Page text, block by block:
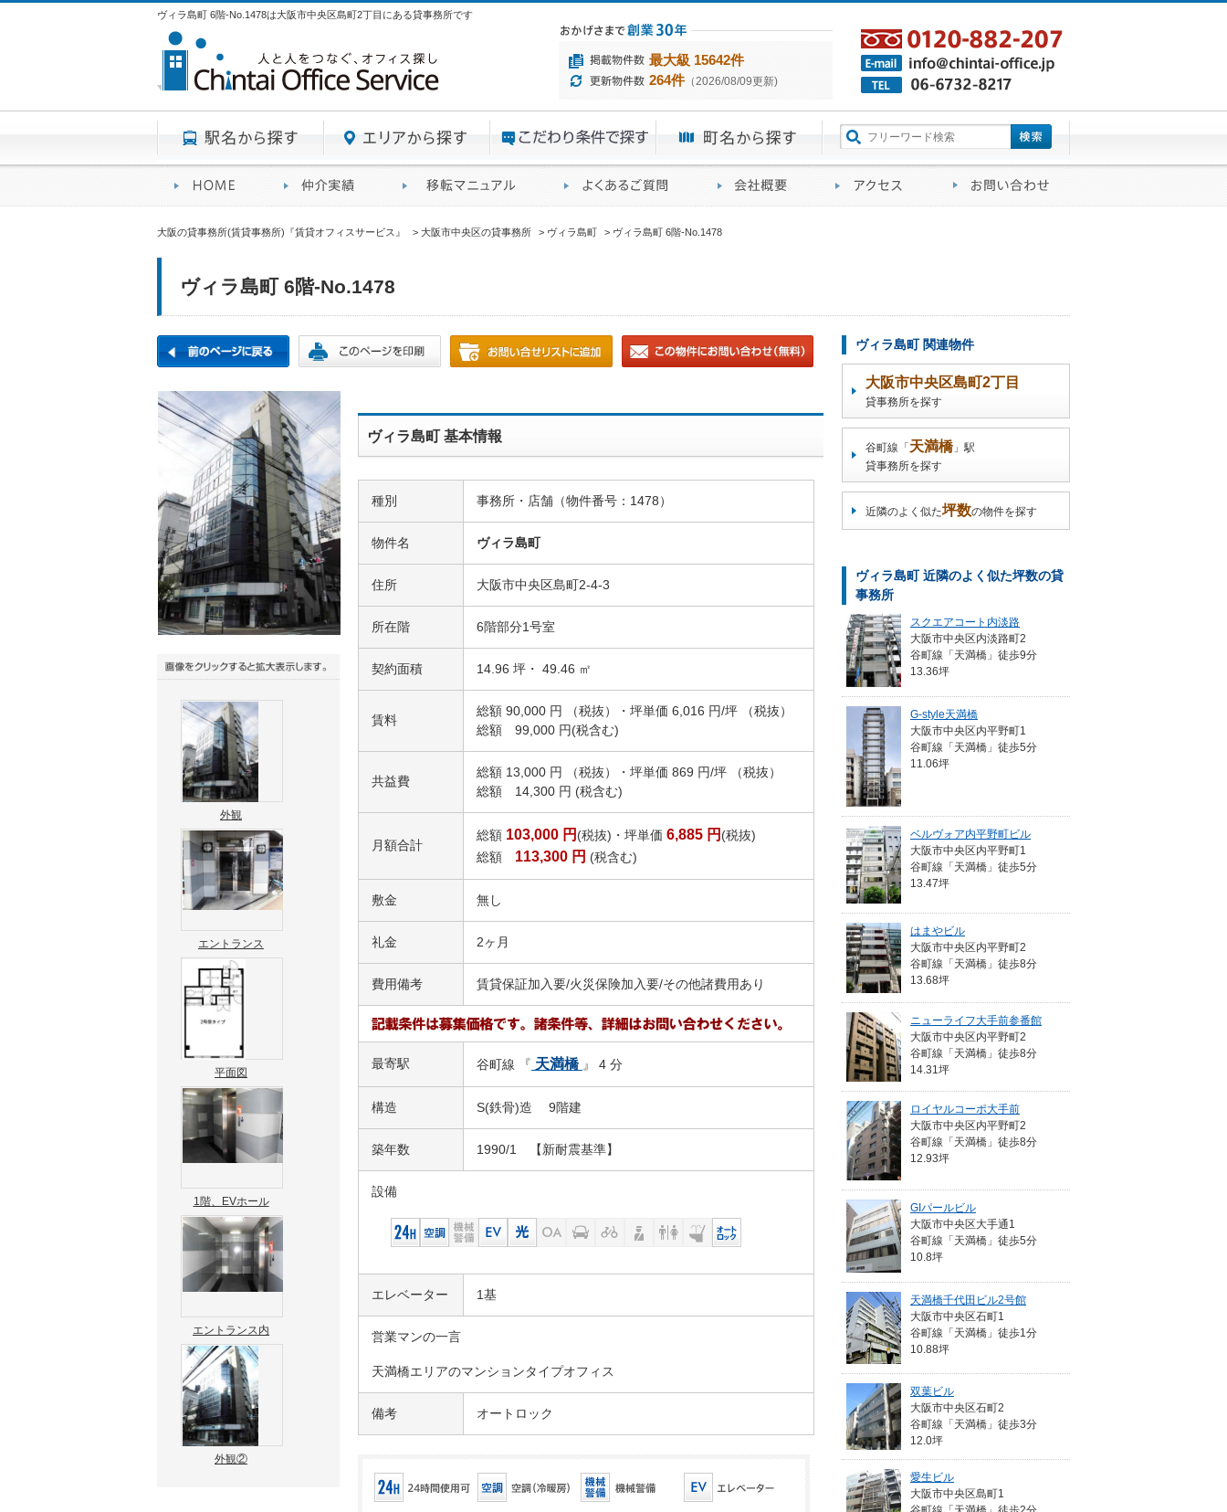
ヴィラ島町 6階-No.1478は大阪市中央区島町2丁目にある貸事務所です
最大級 15642件
264件（2026/08/09更新)
大阪の貸事務所(賃貸事務所)『賃貸オフィスサービス』 大阪市中央区の貸事務所 ヴィラ島町 ヴィラ島町 6階-No.1478
ヴィラ島町 6階-No.1478
外観
エントランス
平面図
1階、EVホール
エントランス内
外観②
ヴィラ島町 基本情報
種別 事務所・店舗（物件番号：1478）
物件名 ヴィラ島町
住所 大阪市中央区島町2-4-3
所在階 6階部分1号室
契約面積 14.96 坪・ 49.46 ㎡
賃料
総額 90,000 円 （税抜）・坪単価 6,016 円/坪 （税抜）
総額 99,000 円(税含む)
共益費
総額 13,000 円 （税抜）・坪単価 869 円/坪 （税抜）
総額 14,300 円 (税含む)
月額合計
総額 103,000 円 (税抜)・坪単価 6,885 円 (税抜)
総額 113,300 円 (税含む)
敷金 無し
礼金 2ヶ月
費用備考 賃貸保証加入要/火災保険加入要/その他諸費用あり
最寄駅 谷町線 『 天満橋 』 4 分
構造 S(鉄骨)造 9階建
築年数 1990/1 【新耐震基準】
設備
エレベーター 1基
営業マンの一言
天満橋エリアのマンションタイプオフィス
備考 オートロック
ヴィラ島町 関連物件
大阪市中央区島町2丁目
貸事務所を探す
谷町線「 天満橋」駅
貸事務所を探す
近隣のよく似た坪数の物件を探す
ヴィラ島町 近隣のよく似た坪数の貸
事務所
スクエアコート内淡路
大阪市中央区内淡路町2
谷町線「天満橋」徒歩9分
13.36坪
G-style天満橋
大阪市中央区内平野町1
谷町線「天満橋」徒歩5分
11.06坪
ベルヴォア内平野町ビル
大阪市中央区内平野町1
谷町線「天満橋」徒歩5分
13.47坪
はまやビル
大阪市中央区内平野町2
谷町線「天満橋」徒歩8分
13.68坪
ニューライフ大手前参番館
大阪市中央区内平野町2
谷町線「天満橋」徒歩8分
14.31坪
ロイヤルコーポ大手前
大阪市中央区内平野町2
谷町線「天満橋」徒歩8分
12.93坪
GIパールビル
大阪市中央区大手通1
谷町線「天満橋」徒歩5分
10.8坪
天満橋千代田ビル2号館
大阪市中央区石町1
谷町線「天満橋」徒歩1分
10.88坪
双葉ビル
大阪市中央区石町2
谷町線「天満橋」徒歩3分
12.0坪
愛生ビル
大阪市中央区島町1